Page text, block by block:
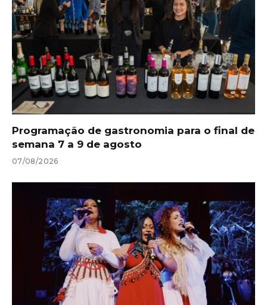
Programação de gastronomia para o final de
semana 7 a 9 de agosto
07/08/2026